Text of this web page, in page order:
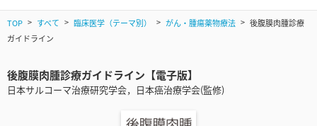
TOP すべて 臨床医学（テーマ別） がん・腫瘍薬物療法
後腹膜肉腫診療
ガイドライン
後腹膜肉腫診療ガイドライン【電子版】
日本サルコーマ治療研究学会，日本癌治療学会(監修)